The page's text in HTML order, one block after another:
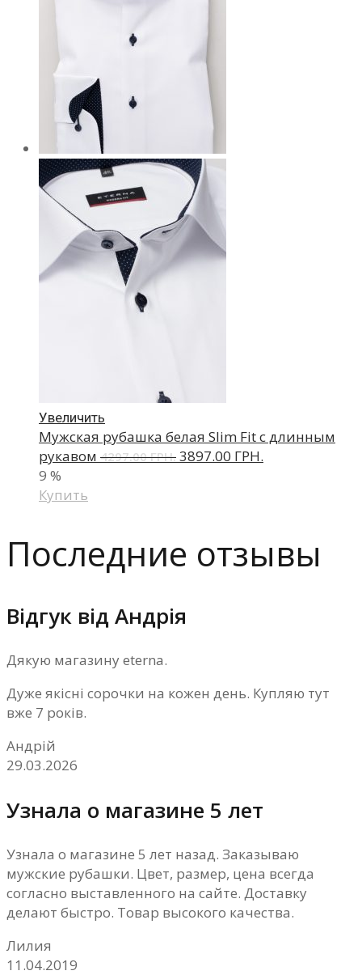
Увеличить
Мужская рубашка белая Slim Fit с длинным
рукавом 4297.00 ГРН. 3897.00 ГРН.
9 %
Купить
Последние отзывы
Відгук від Андрія
Дякую магазину eterna.
Дуже якісні сорочки на кожен день. Купляю тут
вже 7 років.
Андрій
29.03.2026
Узнала о магазине 5 лет
Узнала о магазине 5 лет назад. Заказываю
мужские рубашки. Цвет, размер, цена всегда
согласно выставленного на сайте. Доставку
делают быстро. Товар высокого качества.
Лилия
11.04.2019